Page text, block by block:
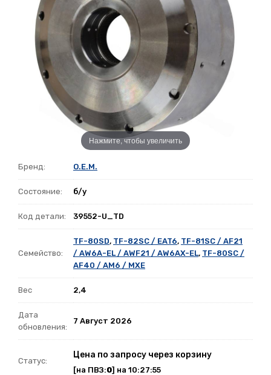
Нажмите, чтобы увеличить
Бренд: O.E.M.
Состояние: б/у
Код детали: 39552-U_TD
Семейство:
TF-80SD, TF-82SC / EAT6, TF-81SC / AF21
/ AW6A-EL / AWF21 / AW6AX-EL, TF-80SC /
AF40 / AM6 / MXE
Вес 2,4
Дата
обновления:
7 Август 2026
Статус:
Цена по запросу через корзину
[на ПВЗ:0] на 10:27:55